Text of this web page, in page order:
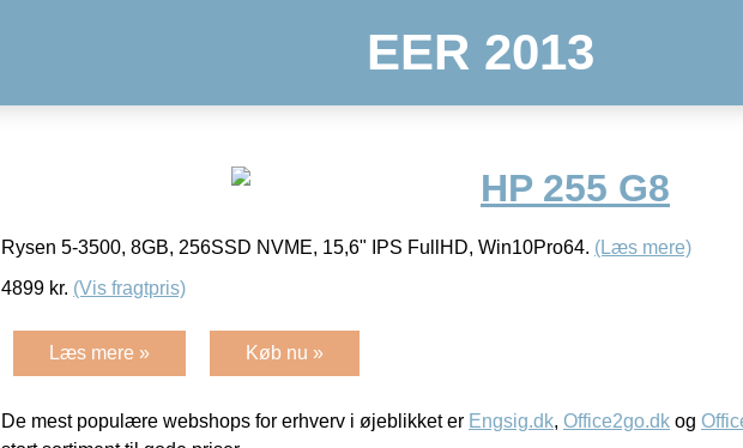
EER 2013
HP 255 G8
Rysen 5-3500, 8GB, 256SSD NVME, 15,6" IPS FullHD, Win10Pro64. (Læs mere)
4899 kr. (Vis fragtpris)
Læs mere » Køb nu »
De mest populære webshops for erhverv i øjeblikket er Engsig.dk, Office2go.dk og